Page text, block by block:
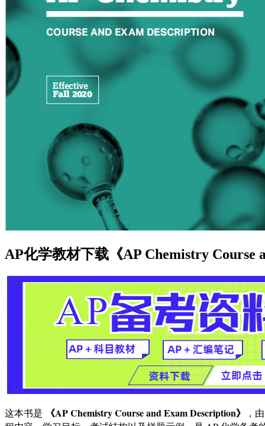
AP化学教材下载《AP Chemistry Course
这本书是 《AP Chemistry Course and Exam Description》
，